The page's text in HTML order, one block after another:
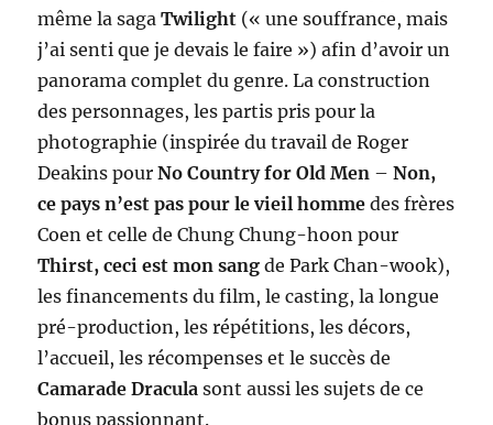
même la sagaTwilight (« une souffrance, mais
j’ai senti que je devais le faire ») afin d’avoir un
panorama complet du genre. La construction
des personnages, les partis pris pour la
photographie (inspirée du travail de Roger
Deakins pourNo Country for Old Men – Non,
ce pays n’est pas pour le vieil homme des frères
Coen et celle de Chung Chung-hoon pour
Thirst, ceci est mon sang de Park Chan-wook),
les financements du film, le casting, la longue
pré-production, les répétitions, les décors,
l’accueil, les récompenses et le succès de
Camarade Dracula sont aussi les sujets de ce
bonus passionnant.